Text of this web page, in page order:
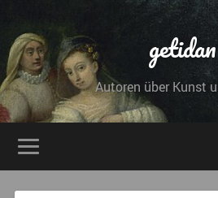
getidan
Autoren über Kunst